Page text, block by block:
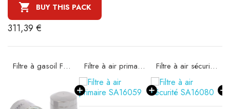
 BUY THIS PACK
311,39 €
Filtre à gasoil FT6238 Filtre à air primaire SA16059 Filtre à air sécurité SA16080